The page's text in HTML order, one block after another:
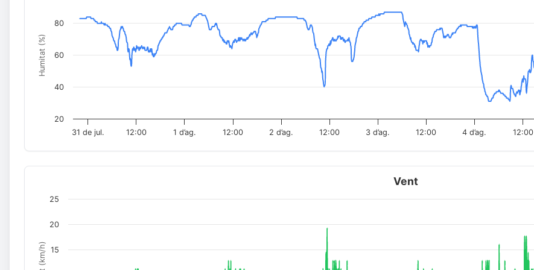
Humitat (%)
31 de jul. 12:00 1 d’ag. 12:00 2 d’ag. 12:00 3 d’ag. 12:00 4 d’ag. 12:00
20
40
60
80
Vent
15
20
25